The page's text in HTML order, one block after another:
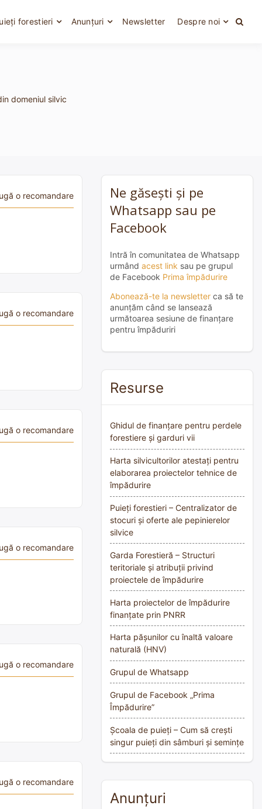
forestieri Anunțuri Newsletter Despre noi
domeniul silvic
o recomandare
o recomandare
o recomandare
o recomandare
o recomandare
o recomandare
Ne găsești și pe
Whatsapp sau pe
Facebook
Intră în comunitatea de Whatsapp
urmând acest link sau pe grupul
de Facebook Prima împădurire
Abonează-te la newsletter ca să te
anunțăm când se lansează
următoarea sesiune de finanțare
pentru împăduriri
Resurse
Ghidul de finanțare pentru perdele
forestiere și garduri vii
Harta silvicultorilor atestați pentru
elaborarea proiectelor tehnice de
împădurire
Puieți forestieri – Centralizator de
stocuri și oferte ale pepinierelor
silvice
Garda Forestieră – Structuri
teritoriale și atribuții privind
proiectele de împădurire
Harta proiectelor de împădurire
finanțate prin PNRR
Harta pășunilor cu înaltă valoare
naturală (HNV)
Grupul de Whatsapp
Grupul de Facebook „Prima
Împădurire”
Școala de puieți – Cum să crești
singur puieți din sâmburi și semințe
Anunțuri